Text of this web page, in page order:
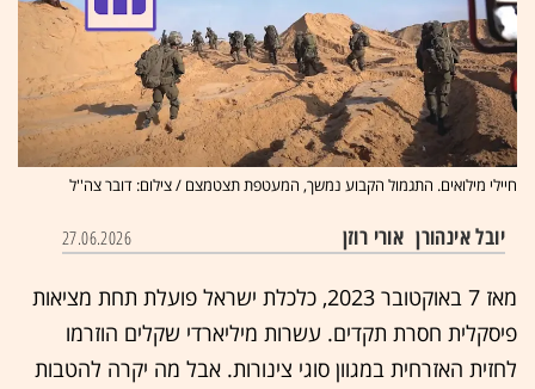
חיילי מילואים. התגמול הקבוע נמשך, המעטפת תצטמצם / צילום: דובר צה''ל
יובל אינהורן אורי רוזן 27.06.2026
מאז 7 באוקטובר 2023, כלכלת ישראל פועלת תחת מציאות
פיסקלית חסרת תקדים. עשרות מיליארדי שקלים הוזרמו
לחזית האזרחית במגוון סוגי צינורות. אבל מה יקרה להטבות